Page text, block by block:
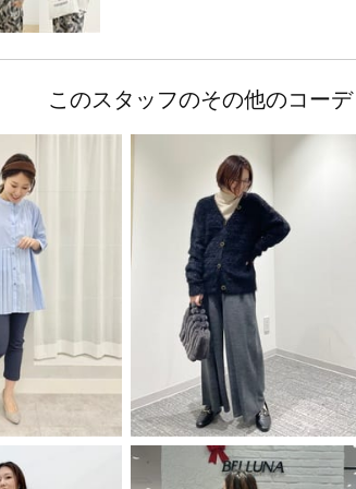
このスタッフのその他のコーデ